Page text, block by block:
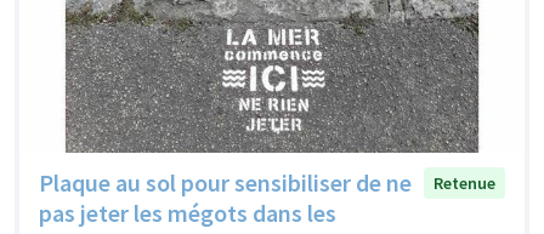
Plaque au sol pour sensibiliser de ne
pas jeter les mégots dans les
Retenue